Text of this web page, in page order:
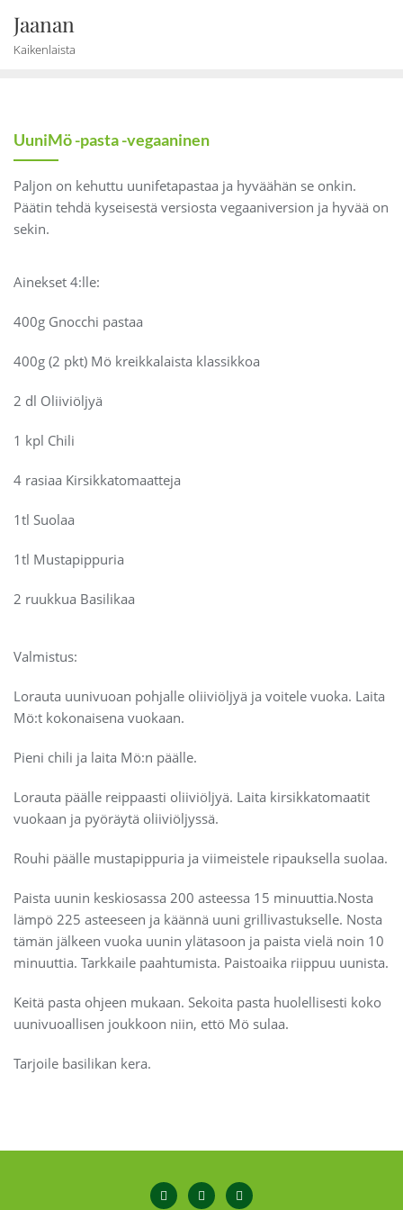
content
Jaanan
Kaikenlaista
UuniMö -pasta -vegaaninen
Paljon on kehuttu uunifetapastaa ja hyväähän se onkin.
Päätin tehdä kyseisestä versiosta vegaaniversion ja hyvää on
sekin.
Ainekset 4:lle:
400g Gnocchi pastaa
400g (2 pkt) Mö kreikkalaista klassikkoa
2 dl Oliiviöljyä
1 kpl Chili
4 rasiaa Kirsikkatomaatteja
1tl Suolaa
1tl Mustapippuria
2 ruukkua Basilikaa
Valmistus:
Lorauta uunivuoan pohjalle oliiviöljyä ja voitele vuoka. Laita
Mö:t kokonaisena vuokaan.
Pieni chili ja laita Mö:n päälle.
Lorauta päälle reippaasti oliiviöljyä. Laita kirsikkatomaatit
vuokaan ja pyöräytä oliiviöljyssä.
Rouhi päälle mustapippuria ja viimeistele ripauksella suolaa.
Paista uunin keskiosassa 200 asteessa 15 minuuttia.Nosta
lämpö 225 asteeseen ja käännä uuni grillivastukselle. Nosta
tämän jälkeen vuoka uunin ylätasoon ja paista vielä noin 10
minuuttia. Tarkkaile paahtumista. Paistoaika riippuu uunista.
Keitä pasta ohjeen mukaan. Sekoita pasta huolellisesti koko
uunivuoallisen joukkoon niin, ettö Mö sulaa.
Tarjoile basilikan kera.